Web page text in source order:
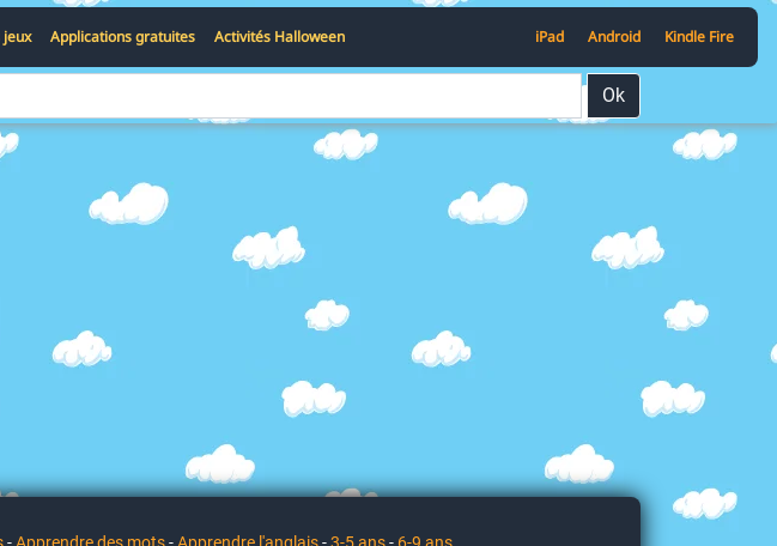
jeux Applications gratuites Activités Halloween iPad Android Kindle Fire
Ok